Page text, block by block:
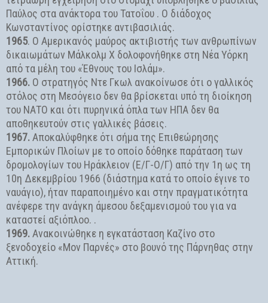
Παύλος στα ανάκτορα του Τατοΐου . Ο διάδοχος
Κωνσταντίνος ορίστηκε αντιβασιλιάς.
1965. Ο Αμερικανός μαύρος ακτιβιστής των ανθρωπίνων
δικαιωμάτων Μάλκολμ Χ δολοφονήθηκε στη Νέα Υόρκη
από τα μέλη του «Έθνους του Ισλάμ».
1966. Ο στρατηγός Ντε Γκωλ ανακοίνωσε ότι ο γαλλικός
στόλος στη Μεσόγειο δεν θα βρίσκεται υπό τη διοίκηση
του ΝΑΤΟ και ότι πυρηνικά όπλα των ΗΠΑ δεν θα
αποθηκευτούν στις γαλλικές βάσεις.
1967.Αποκαλύφθηκε ότι σήμα της Επιθεώρησης
Εμπορικών Πλοίων με το οποίο δόθηκε παράταση των
δρομολογίων του Ηράκλειον (Ε/Γ-Ο/Γ) από την 1η ως τη
10η Δεκεμβρίου 1966 (διάστημα κατά το οποίο έγινε το
ναυάγιο), ήταν παραποιημένο και στην πραγματικότητα
ανέφερε την ανάγκη άμεσου δεξαμενισμού του για να
καταστεί αξιόπλοο. .
1969.Ανακοινώθηκε η εγκατάσταση Καζίνο στο
ξενοδοχείο «Μον Παρνές» στο βουνό της Πάρνηθας στην
Αττική.